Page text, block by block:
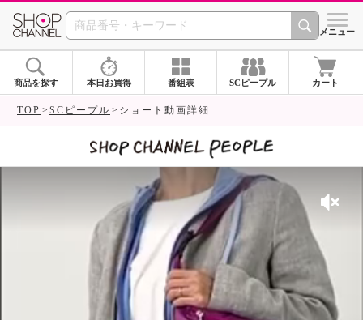
SHOP CHANNEL シメニュー
商品を探す 本日お買得 番組表 SCピープル カート
TOP SCピープル ショート動画詳細